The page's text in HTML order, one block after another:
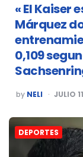
« El Kaiser
Márquez
0,109
POSTED
BY
by NELI JULIO
DEPORTES